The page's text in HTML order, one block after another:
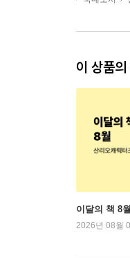
이 상품
이달의 책 8
2026년 08월